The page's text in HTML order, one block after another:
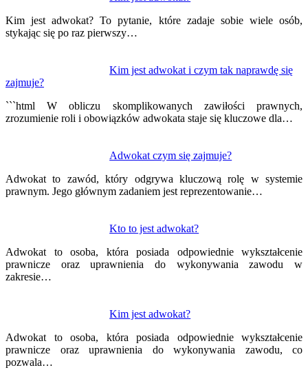
Kim jest adwokat? To pytanie, które zadaje sobie wiele osób,
stykając się po raz pierwszy…
Kim jest adwokat i czym tak naprawdę się
zajmuje?
```html W obliczu skomplikowanych zawiłości prawnych,
zrozumienie roli i obowiązków adwokata staje się kluczowe dla…
Adwokat czym się zajmuje?
Adwokat to zawód, który odgrywa kluczową rolę w systemie
prawnym. Jego głównym zadaniem jest reprezentowanie…
Kto to jest adwokat?
Adwokat to osoba, która posiada odpowiednie wykształcenie
prawnicze oraz uprawnienia do wykonywania zawodu w
zakresie…
Kim jest adwokat?
Adwokat to osoba, która posiada odpowiednie wykształcenie
prawnicze oraz uprawnienia do wykonywania zawodu, co
pozwala…
wpisu